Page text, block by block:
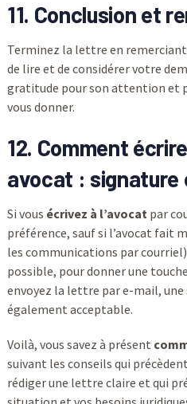
11. Conclusion et
Terminez la lettre en remerciant
de lire et de considérer votre
gratitude pour son attention et
vous donner.
12. Comment
avocat : signature
Si vous écrivez à l’avocatpar
préférence, sauf si l’avocat fait
les communications par
possible, pour donner une
envoyez la lettre par e-mail,
également acceptable.
Voilà, vous savez à présent
suivant les conseils qui
rédiger une lettre claire et qui